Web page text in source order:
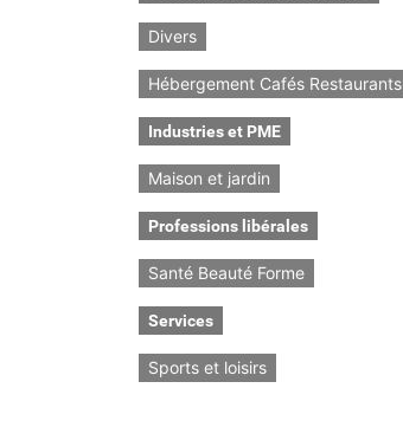
Divers
Hébergement Cafés Restaurants
Industries et PME
Maison et jardin
Professions libérales
Santé Beauté Forme
Services
Sports et loisirs